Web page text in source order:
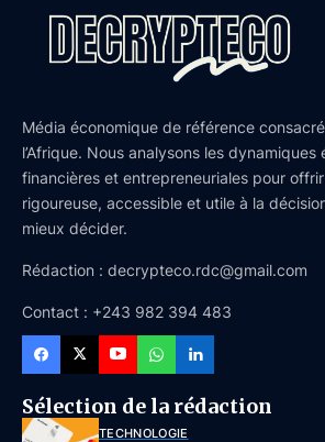
Média économique de référence
l’Afrique. Nous analysons les dynamiques
financières et entrepreneuriales pour
rigoureuse, accessible et utile à la
mieux décider.
Rédaction : decrypteco.rdc@gmail.com
Contact : +243 982 394 483
Sélection de la rédaction
TECHNOLOGIE